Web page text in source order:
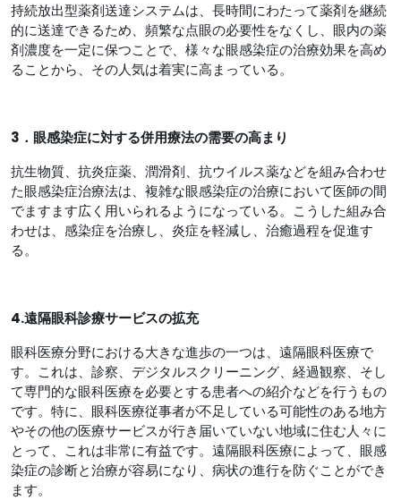
持続放出型薬剤送達システムは、長時間にわたって薬剤を継続
的に送達できるため、頻繁な点眼の必要性をなくし、眼内の薬
剤濃度を一定に保つことで、様々な眼感染症の治療効果を高め
ることから、その人気は着実に高まっている。
3．眼感染症に対する併用療法の需要の高まり
抗生物質、抗炎症薬、潤滑剤、抗ウイルス薬などを組み合わせ
た眼感染症治療法は、複雑な眼感染症の治療において医師の間
でますます広く用いられるようになっている。こうした組み合
わせは、感染症を治療し、炎症を軽減し、治癒過程を促進す
る。
4.遠隔眼科診療サービスの拡充
眼科医療分野における大きな進歩の一つは、遠隔眼科医療で
す。これは、診察、デジタルスクリーニング、経過観察、そし
て専門的な眼科医療を必要とする患者への紹介などを行うもの
です。特に、眼科医療従事者が不足している可能性のある地方
やその他の医療サービスが行き届いていない地域に住む人々に
とって、これは非常に有益です。遠隔眼科医療によって、眼感
染症の診断と治療が容易になり、病状の進行を防ぐことができ
ます。